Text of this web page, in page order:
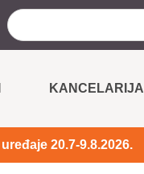
KANCELARIJA
20.7-9.8.2026.